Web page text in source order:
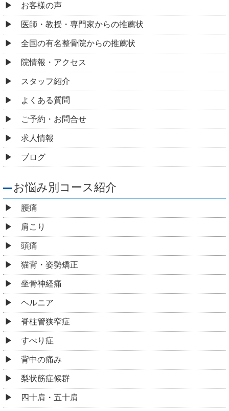
お客様の声
医師・教授・専門家からの推薦状
全国の有名整骨院からの推薦状
院情報・アクセス
スタッフ紹介
よくある質問
ご予約・お問合せ
求人情報
ブログ
お悩み別コース紹介
腰痛
肩こり
頭痛
猫背・姿勢矯正
坐骨神経痛
ヘルニア
脊柱管狭窄症
すべり症
背中の痛み
梨状筋症候群
四十肩・五十肩